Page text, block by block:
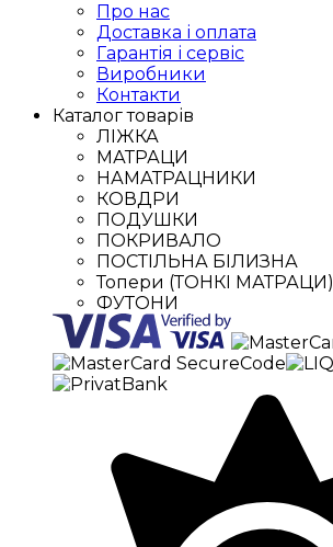
Про нас
Доставка і оплата
Гарантія і сервіс
Виробники
Контакти
Каталог товарів
ЛІЖКА
МАТРАЦИ
НАМАТРАЦНИКИ
КОВДРИ
ПОДУШКИ
ПОКРИВАЛО
ПОСТІЛЬНА БІЛИЗНА
Топери (ТОНКІ МАТРАЦИ)
ФУТОНИ